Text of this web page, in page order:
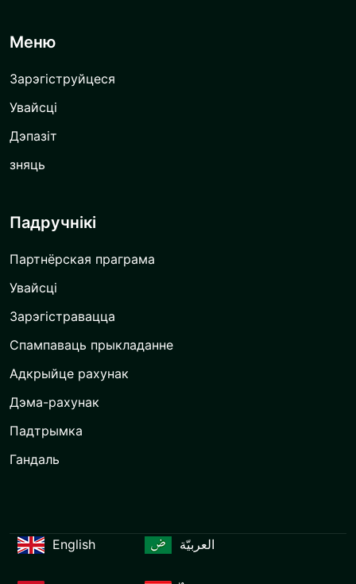
Меню
Зарэгіструйцеся
Увайсці
Дэпазіт
зняць
Падручнікі
Партнёрская праграма
Увайсці
Зарэгістравацца
Спампаваць прыкладанне
Адкрыйце рахунак
Дэма-рахунак
Падтрымка
Гандаль
English العربيّة